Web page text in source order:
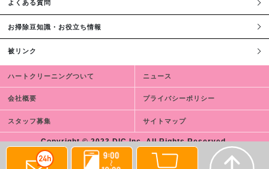
よくある質問
お掃除豆知識・お役立ち情報
被リンク
ハートクリーニングついて ニュース
会社概要 プライバシーポリシー
スタッフ募集 サイトマップ
Copyright © 2023 DIC,Inc. All Rights Reserved.